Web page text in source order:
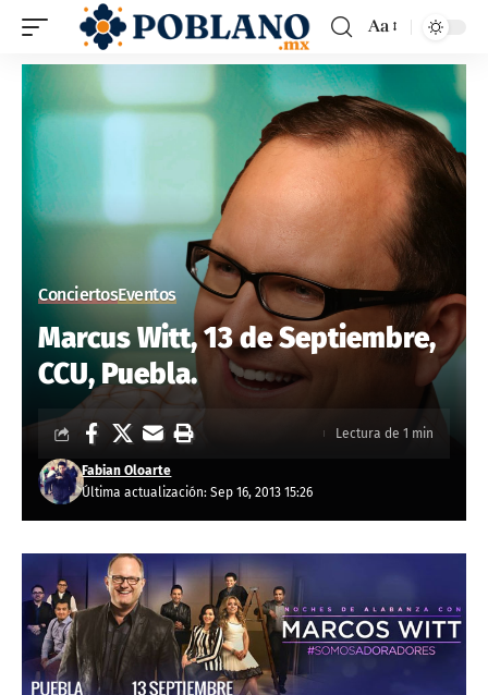
Aa
ConciertosEventos
Marcus Witt, 13 de Septiembre,
CCU, Puebla.
Última actualización: Sep 16, 2013 15:26
Fabian Oloarte
Lectura de 1 min